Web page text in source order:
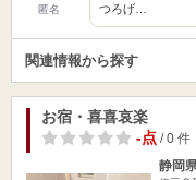
匿名
つろげ…
関連情報から探す
お宿・喜喜哀楽
-点/ 0 件
静岡